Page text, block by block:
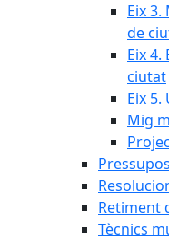
Eix
de
Eix
ciutat
Eix
Mig
Retiment
Tècnics